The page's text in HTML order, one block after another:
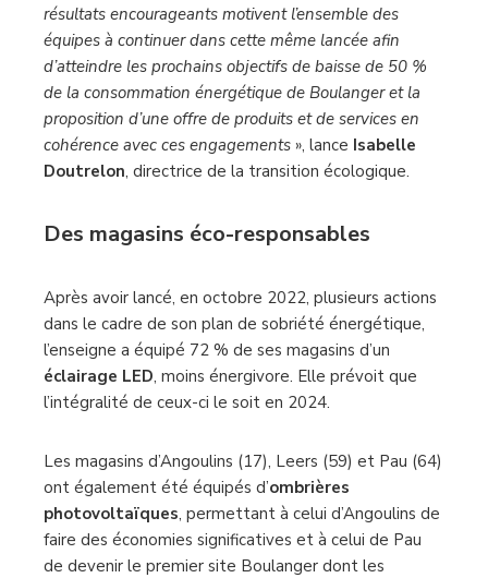
résultats encourageants motivent l’ensemble des
équipes à continuer dans cette même lancée afin
d’atteindre les prochains objectifs de baisse de 50 %
de la consommation énergétique de Boulanger et la
proposition d’une offre de produits et de services en
cohérence avec ces engagements », lance Isabelle
Doutrelon, directrice de la transition écologique.
Des magasins éco-responsables
Après avoir lancé, en octobre 2022, plusieurs actions
dans le cadre de son plan de sobriété énergétique,
l’enseigne a équipé 72 % de ses magasins d’un
éclairage LED, moins énergivore. Elle prévoit que
l’intégralité de ceux-ci le soit en 2024.
Les magasins d’Angoulins (17), Leers (59) et Pau (64)
ont également été équipés d’ombrières
photovoltaïques, permettant à celui d’Angoulins de
faire des économies significatives et à celui de Pau
de devenir le premier site Boulanger dont les